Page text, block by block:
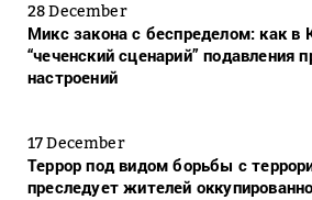
28 December
Микс закона с беспределом: как
“чеченский сценарий” подавления
настроений
17 December
Террор под видом борьбы с
преследует жителей